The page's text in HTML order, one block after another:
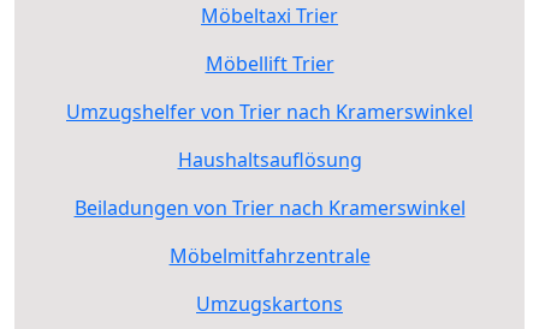
Möbeltaxi Trier
Möbellift Trier
Umzugshelfer von Trier nach Kramerswinkel
Haushaltsauflösung
Beiladungen von Trier nach Kramerswinkel
Möbelmitfahrzentrale
Umzugskartons